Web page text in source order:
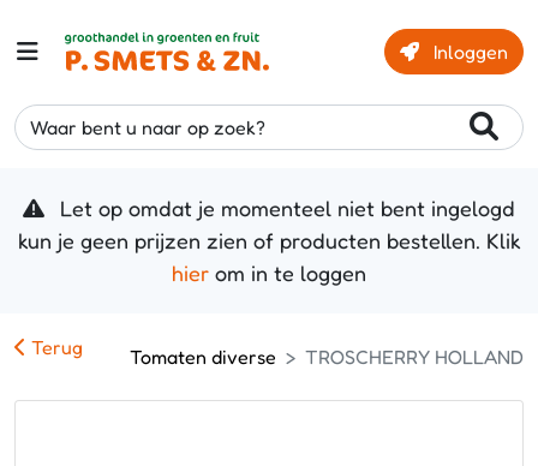
Inloggen
Waar bent u naar op zoek?
Let op omdat je momenteel niet bent ingelogd
kun je geen prijzen zien of producten bestellen. Klik
hier om in te loggen
Terug Tomaten diverse TROSCHERRY HOLLAND